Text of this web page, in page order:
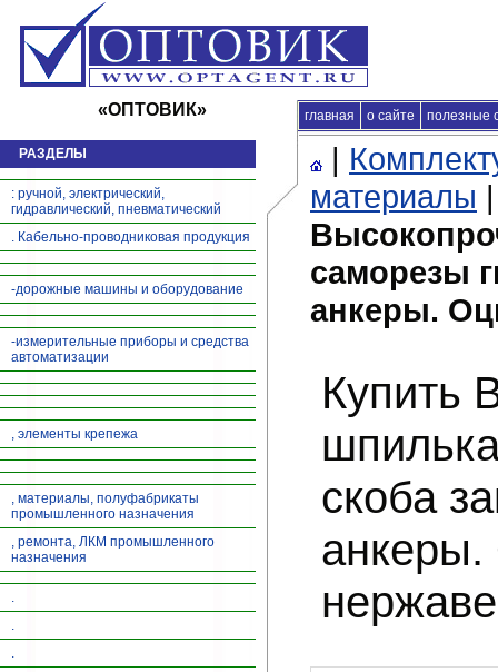
главная о сайте полезные
«ОПТОВИК» Главная|продажа
РАЗДЕЛЫ
: ручной, электрический,
гидравлический, пневматический
. Кабельно-проводниковая продукция
-дорожные машины и оборудование
-измерительные приборы и средства
автоматизации
, элементы крепежа
, материалы, полуфабрикаты
промышленного назначения
, ремонта, ЛКМ промышленного
назначения
.
.
.
|
материалы
саморезы
анкеры.
Купить
скоба